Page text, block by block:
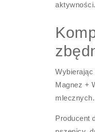
Magnez +
Producent